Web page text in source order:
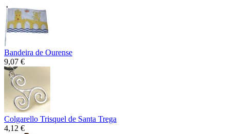
Bandeira de Ourense
9,07 €
Colgarello Trisquel de Santa Trega
4,12 €